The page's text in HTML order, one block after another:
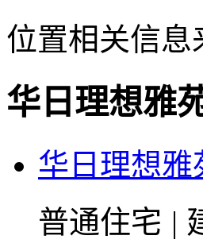
位置相关信
华日理想雅
华日理想雅
普通住宅 |